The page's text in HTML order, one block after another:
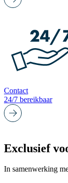
Contact
24/7 bereikbaar
Exclusief
In samenwerking